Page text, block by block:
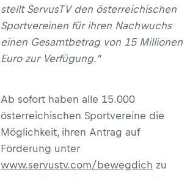
stellt ServusTV den österreichischen
Sportvereinen für ihren Nachwuchs
einen Gesamtbetrag von 15 Millionen
Euro zur Verfügung.“
Ab sofort haben alle 15.000
österreichischen Sportvereine die
Möglichkeit, ihren Antrag auf
Förderung unter
www.servustv.com/bewegdich zu